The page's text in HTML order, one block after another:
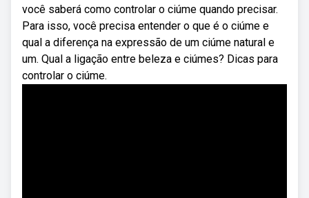
você saberá como controlar o ciúme quando precisar.
Para isso, você precisa entender o que é o ciúme e
qual a diferença na expressão de um ciúme natural e
um. Qual a ligação entre beleza e ciúmes? Dicas para
controlar o ciúme.